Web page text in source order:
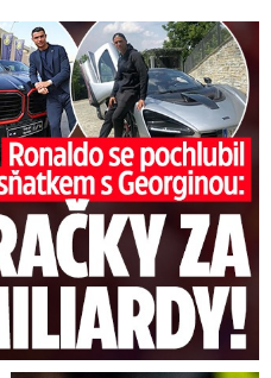
Hračky za půl miliardy!